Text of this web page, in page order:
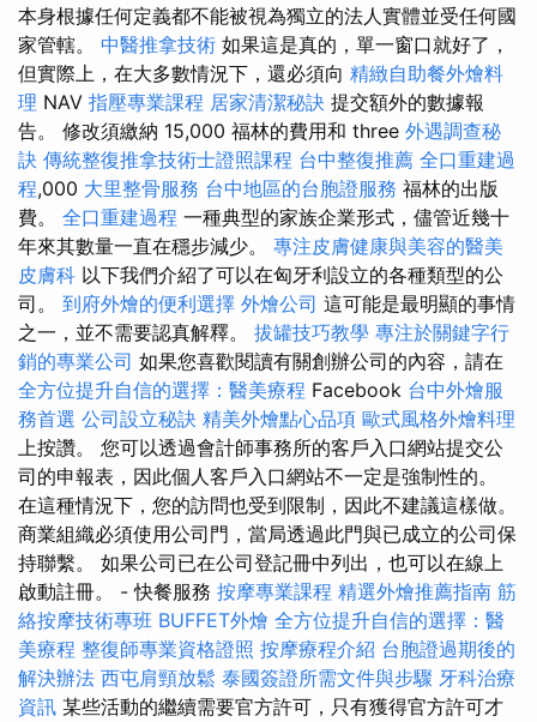
本身根據任何定義都不能被視為獨立的法人實體並受任何國
家管轄。 中醫推拿技術 如果這是真的，單一窗口就好了，
但實際上，在大多數情況下，還必須向 精緻自助餐外燴料
理 NAV 指壓專業課程 居家清潔秘訣 提交額外的數據報
告。 修改須繳納 15,000 福林的費用和 three 外遇調查秘
訣 傳統整復推拿技術士證照課程 台中整復推薦 全口重建過
程,000 大里整骨服務 台中地區的台胞證服務 福林的出版
費。 全口重建過程 一種典型的家族企業形式，儘管近幾十
年來其數量一直在穩步減少。 專注皮膚健康與美容的醫美
皮膚科 以下我們介紹了可以在匈牙利設立的各種類型的公
司。 到府外燴的便利選擇 外燴公司 這可能是最明顯的事情
之一，並不需要認真解釋。 拔罐技巧教學 專注於關鍵字行
銷的專業公司 如果您喜歡閱讀有關創辦公司的內容，請在
全方位提升自信的選擇：醫美療程 Facebook 台中外燴服
務首選 公司設立秘訣 精美外燴點心品項 歐式風格外燴料理
上按讚。 您可以透過會計師事務所的客戶入口網站提交公
司的申報表，因此個人客戶入口網站不一定是強制性的。
在這種情況下，您的訪問也受到限制，因此不建議這樣做。
商業組織必須使用公司門，當局透過此門與已成立的公司保
持聯繫。 如果公司已在公司登記冊中列出，也可以在線上
啟動註冊。 - 快餐服務 按摩專業課程 精選外燴推薦指南 筋
絡按摩技術專班 BUFFET外燴 全方位提升自信的選擇：醫
美療程 整復師專業資格證照 按摩療程介紹 台胞證過期後的
解決辦法 西屯肩頸放鬆 泰國簽證所需文件與步驟 牙科治療
資訊 某些活動的繼續需要官方許可，只有獲得官方許可才